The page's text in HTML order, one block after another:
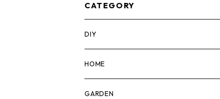
CATEGORY
DIY
マーカー
計測機器
HOME
5ガロンバケツ
GARDEN